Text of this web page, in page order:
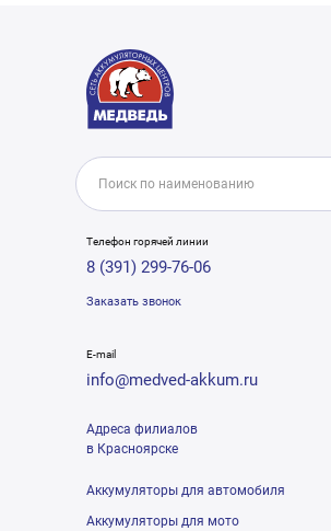
Телефон горячей линии
8 (391) 299-76-06
Заказать звонок
E-mail
info@medved-akkum.ru
Адреса филиалов
в Красноярске
Аккумуляторы для автомобиля
Аккумуляторы для мото